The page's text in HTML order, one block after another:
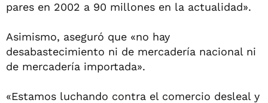
pares en 2002 a 90 millones en la actualidad».
Asimismo, aseguró que «no hay
desabastecimiento ni de mercadería nacional ni
de mercadería importada».
«Estamos luchando contra el comercio desleal y